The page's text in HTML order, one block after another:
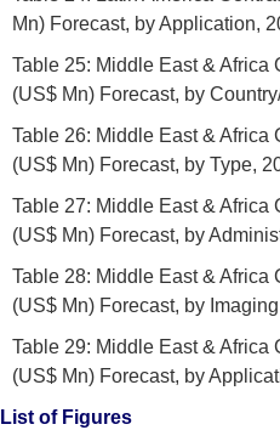
Mn) Forecast, by Application,
Table 25: Middle East & Africa
(US$ Mn) Forecast, by
Table 26: Middle East & Africa
(US$ Mn) Forecast, by Type,
Table 27: Middle East & Africa
(US$ Mn) Forecast, by
Table 28: Middle East & Africa
(US$ Mn) Forecast, by
Table 29: Middle East & Africa
(US$ Mn) Forecast, by
List of Figures